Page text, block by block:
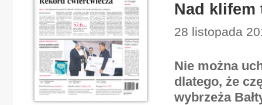
Nad klifem
28 listopada
Nie można
dlatego, że
wybrzeża